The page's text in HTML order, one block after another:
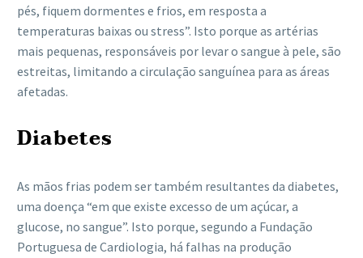
pés, fiquem dormentes e frios, em resposta a
temperaturas baixas ou stress”. Isto porque as artérias
mais pequenas, responsáveis por levar o sangue à pele, são
estreitas, limitando a circulação sanguínea para as áreas
afetadas.
Diabetes
As mãos frias podem ser também resultantes da diabetes,
uma doença “em que existe excesso de um açúcar, a
glucose, no sangue”. Isto porque, segundo a Fundação
Portuguesa de Cardiologia, há falhas na produção